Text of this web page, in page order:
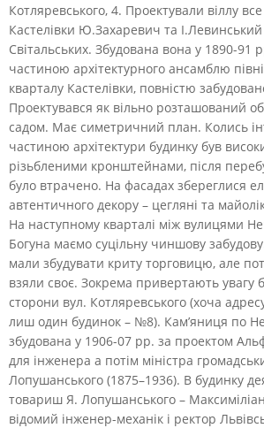
Котляревського, 4. Проектували віллу все
Кастелівки Ю.Захаревич та
Світальських. Збудована вона у 1890-91
частиною архітектурного ансамблю
кварталу Кастелівки, повністю
Проектувався як вільно розташований
садом. Має симетричний план. Колись
частиною архітектури будинку був
різьбленими кронштейнами, після
було втрачено. На фасадах збереглися
автентичного декору – цегляні та
На наступному кварталі між вулицями
Богуна маємо суцільну чиншову
мали збудувати криту торговицю, але
взяли своє. Зокрема привертають увагу
сторони вул. Котляревського (хоча
лиш один будинок – №8). Кам’яниця по
збудована у 1906-07 рр. за проектом
для інженера а потім міністра
Лопушанського (1875–1936). В будинку
товариш Я. Лопушанського –
відомий інженер-механік і ректор